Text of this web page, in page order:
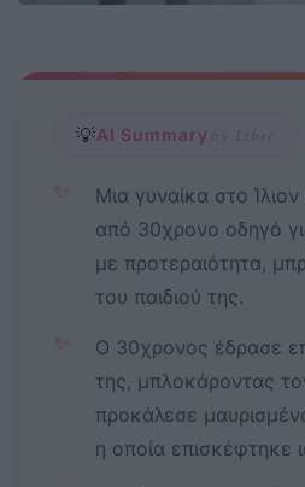
💡AI Summary by Libre
✨
Μια γυναίκα στο
από 30χρονο οδηγό
με προτεραιότητα,
του παιδιού της.
✨
Ο 30χρονος έδρασε
της, μπλοκάροντας
προκάλεσε
η οποία επισκέφτηκε